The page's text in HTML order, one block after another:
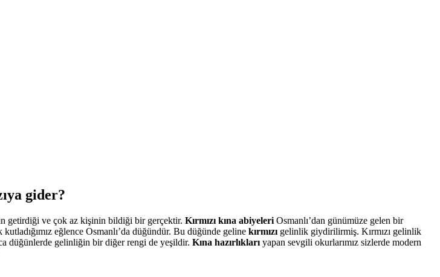
gider?
getirdiği ve çok az kişinin bildiği bir gerçektir. Kırmızı kına abiyeleri Osmanlı’dan günümüze gelen bir
kutladığımız eğlence Osmanlı’da düğündür. Bu düğünde geline kırmızı gelinlik giydirilirmiş. Kırmızı gelinlik
düğünlerde gelinliğin bir diğer rengi de yeşildir. Kına hazırlıkları yapan sevgili okurlarımız sizlerde modern